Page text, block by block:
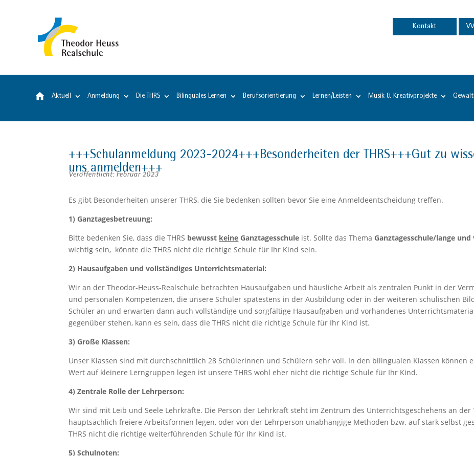
Kontakt
StartseiteAktuell Anmeldung Die THRS Bilinguales Lernen Berufsorientierung Lernen/Leisten Musik & Kreativprojekte
+++Schulanmeldung 2023-2024+++Besonderheiten der THRS+++Gut zu
uns anmelden+++
Veröffentlicht: Februar 2023
Es gibt Besonderheiten unserer THRS, die Sie bedenken sollten bevor Sie eine Anmeldeentscheidung treffen.
1) Ganztagesbetreuung:
Bitte bedenken Sie, dass die THRS bewusst keine Ganztagesschule ist. Sollte das ThemaGanztagesschule/lange
wichtig sein, könnte die THRS nicht die richtige Schule für Ihr Kind sein.
2) Hausaufgaben und vollständiges Unterrichtsmaterial:
Wir an der Theodor-Heuss-Realschule betrachten Hausaufgaben und häusliche Arbeit als zentralen Punkt in der
und personalen Kompetenzen, die unsere Schüler spätestens in der Ausbildung oder in der weiteren schulischen
Schüler an und erwarten dann auch vollständige und sorgfältige Hausaufgaben und vorhandenes
gegenüber stehen, kann es sein, dass die THRS nicht die richtige Schule für Ihr Kind ist.
3) Große Klassen:
Unser Klassen sind mit durchschnittlich 28 Schülerinnen und Schülern sehr voll. In den bilingualen Klassen können
Wert auf kleinere Lerngruppen legen ist unsere THRS wohl eher nicht die richtige Schule für Ihr Kind.
4) Zentrale Rolle der Lehrperson:
Wir sind mit Leib und Seele Lehrkräfte. Die Person der Lehrkraft steht im Zentrum des Unterrichtsgeschehens an der
hauptsächlich freiere Arbeitsformen legen, oder von der Lehrperson unabhängige Methoden bzw. auf stark selbst
THRS nicht die richtige weiterführenden Schule für Ihr Kind ist.
5) Schulnoten: